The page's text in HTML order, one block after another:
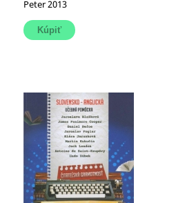
interpretácií)
Peter 2013